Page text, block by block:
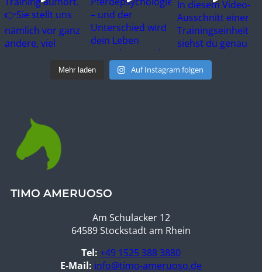
Mehr laden Auf Instagram folgen
TIMO AMERUOSO
Am Schulacker 12
64589 Stockstadt am Rhein
Tel: +49 1525 388 3880
E-Mail: info@timo-ameruoso.de